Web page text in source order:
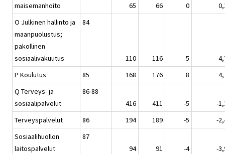
maisemanhoito
65
66 0
O Julkinen hallinto ja
maanpuolustus;
pakollinen
sosiaalivakuutus
84
110 116 5
P Koulutus
85 168 176 8
Q Terveys- ja
sosiaalipalvelut
86-88
416
411 -5
-
Terveyspalvelut
86 194 189 -5
-
Sosiaalihuollon
laitospalvelut
87
94
91 -4
-